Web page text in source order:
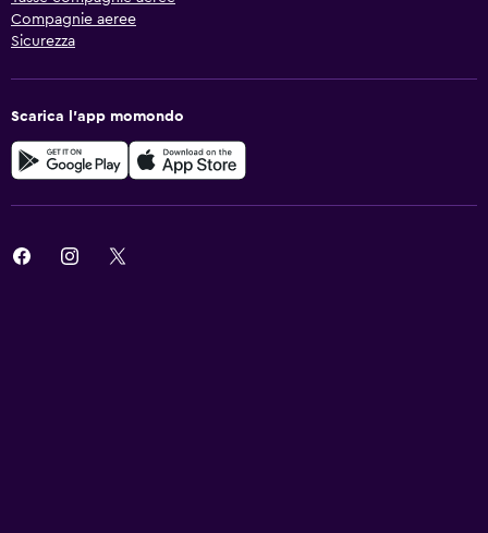
Compagnie aeree
Sicurezza
Scarica l'app momondo